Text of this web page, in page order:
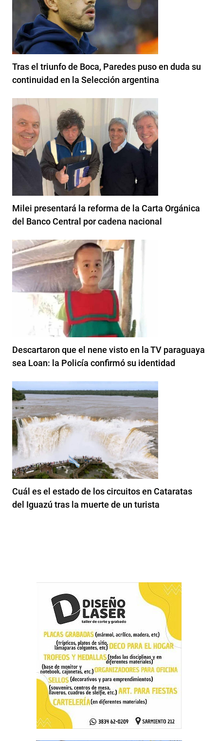
Tras el triunfo de Boca, Paredes puso en duda su
continuidad en la Selección argentina
Milei presentará la reforma de la Carta Orgánica
del Banco Central por cadena nacional
Descartaron que el nene visto en la TV paraguaya
sea Loan: la Policía confirmó su identidad
Cuál es el estado de los circuitos en Cataratas
del Iguazú tras la muerte de un turista